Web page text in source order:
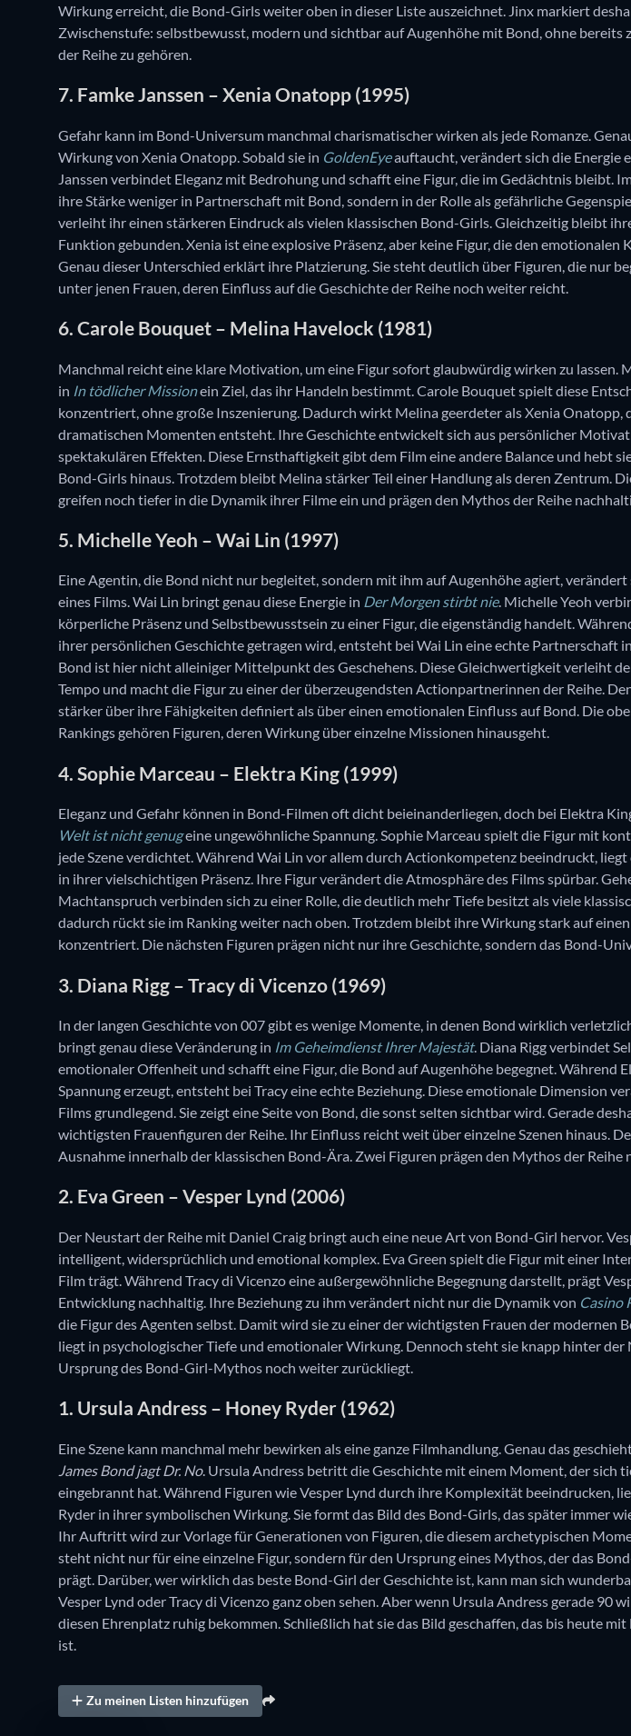
Wirkung erreicht, die Bond-Girls weiter oben in dieser Liste auszeichnet. Jinx markiert
Zwischenstufe: selbstbewusst, modern und sichtbar auf Augenhöhe mit Bond, ohne bereits
der Reihe zu gehören.
7. Famke Janssen – Xenia Onatopp (1995)
Gefahr kann im Bond-Universum manchmal charismatischer wirken als jede Romanze.
Wirkung von Xenia Onatopp. Sobald sie in GoldenEyeauftaucht, verändert sich die Energie
Janssen verbindet Eleganz mit Bedrohung und schafft eine Figur, die im Gedächtnis bleibt.
ihre Stärke weniger in Partnerschaft mit Bond, sondern in der Rolle als gefährliche
verleiht ihr einen stärkeren Eindruck als vielen klassischen Bond-Girls. Gleichzeitig bleibt
Funktion gebunden. Xenia ist eine explosive Präsenz, aber keine Figur, die den emotionalen
Genau dieser Unterschied erklärt ihre Platzierung. Sie steht deutlich über Figuren, die nur
unter jenen Frauen, deren Einfluss auf die Geschichte der Reihe noch weiter reicht.
6. Carole Bouquet – Melina Havelock (1981)
Manchmal reicht eine klare Motivation, um eine Figur sofort glaubwürdig wirken zu lassen.
in In tödlicher Missionein Ziel, das ihr Handeln bestimmt. Carole Bouquet spielt diese
konzentriert, ohne große Inszenierung. Dadurch wirkt Melina geerdeter als Xenia Onatopp,
dramatischen Momenten entsteht. Ihre Geschichte entwickelt sich aus persönlicher
spektakulären Effekten. Diese Ernsthaftigkeit gibt dem Film eine andere Balance und hebt
Bond-Girls hinaus. Trotzdem bleibt Melina stärker Teil einer Handlung als deren Zentrum.
greifen noch tiefer in die Dynamik ihrer Filme ein und prägen den Mythos der Reihe
5. Michelle Yeoh – Wai Lin (1997)
Eine Agentin, die Bond nicht nur begleitet, sondern mit ihm auf Augenhöhe agiert,
eines Films. Wai Lin bringt genau diese Energie in Der Morgen stirbt nie. Michelle Yeoh
körperliche Präsenz und Selbstbewusstsein zu einer Figur, die eigenständig handelt.
ihrer persönlichen Geschichte getragen wird, entsteht bei Wai Lin eine echte Partnerschaft
Bond ist hier nicht alleiniger Mittelpunkt des Geschehens. Diese Gleichwertigkeit verleiht
Tempo und macht die Figur zu einer der überzeugendsten Actionpartnerinnen der Reihe.
stärker über ihre Fähigkeiten definiert als über einen emotionalen Einfluss auf Bond. Die
Rankings gehören Figuren, deren Wirkung über einzelne Missionen hinausgeht.
4. Sophie Marceau – Elektra King (1999)
Eleganz und Gefahr können in Bond-Filmen oft dicht beieinanderliegen, doch bei Elektra
Welt ist nicht genugeine ungewöhnliche Spannung. Sophie Marceau spielt die Figur mit
jede Szene verdichtet. Während Wai Lin vor allem durch Actionkompetenz beeindruckt, liegt
in ihrer vielschichtigen Präsenz. Ihre Figur verändert die Atmosphäre des Films spürbar.
Machtanspruch verbinden sich zu einer Rolle, die deutlich mehr Tiefe besitzt als viele
dadurch rückt sie im Ranking weiter nach oben. Trotzdem bleibt ihre Wirkung stark auf
konzentriert. Die nächsten Figuren prägen nicht nur ihre Geschichte, sondern das Bond-
3. Diana Rigg – Tracy di Vicenzo (1969)
In der langen Geschichte von 007 gibt es wenige Momente, in denen Bond wirklich
bringt genau diese Veränderung in Im Geheimdienst Ihrer Majestät. Diana Rigg verbindet
emotionaler Offenheit und schafft eine Figur, die Bond auf Augenhöhe begegnet. Während
Spannung erzeugt, entsteht bei Tracy eine echte Beziehung. Diese emotionale Dimension
Films grundlegend. Sie zeigt eine Seite von Bond, die sonst selten sichtbar wird. Gerade
wichtigsten Frauenfiguren der Reihe. Ihr Einfluss reicht weit über einzelne Szenen hinaus.
Ausnahme innerhalb der klassischen Bond-Ära. Zwei Figuren prägen den Mythos der Reihe
2. Eva Green – Vesper Lynd (2006)
Der Neustart der Reihe mit Daniel Craig bringt auch eine neue Art von Bond-Girl hervor.
intelligent, widersprüchlich und emotional komplex. Eva Green spielt die Figur mit einer
Film trägt. Während Tracy di Vicenzo eine außergewöhnliche Begegnung darstellt, prägt
Entwicklung nachhaltig. Ihre Beziehung zu ihm verändert nicht nur die Dynamik von Casino
die Figur des Agenten selbst. Damit wird sie zu einer der wichtigsten Frauen der modernen
liegt in psychologischer Tiefe und emotionaler Wirkung. Dennoch steht sie knapp hinter der
Ursprung des Bond-Girl-Mythos noch weiter zurückliegt.
1. Ursula Andress – Honey Ryder (1962)
Eine Szene kann manchmal mehr bewirken als eine ganze Filmhandlung. Genau das
James Bond jagt Dr. No. Ursula Andress betritt die Geschichte mit einem Moment, der sich
eingebrannt hat. Während Figuren wie Vesper Lynd durch ihre Komplexität beeindrucken,
Ryder in ihrer symbolischen Wirkung. Sie formt das Bild des Bond-Girls, das später immer
Ihr Auftritt wird zur Vorlage für Generationen von Figuren, die diesem archetypischen
steht nicht nur für eine einzelne Figur, sondern für den Ursprung eines Mythos, der das
prägt. Darüber, wer wirklich das beste Bond-Girl der Geschichte ist, kann man sich
Vesper Lynd oder Tracy di Vicenzo ganz oben sehen. Aber wenn Ursula Andress gerade 90
diesen Ehrenplatz ruhig bekommen. Schließlich hat sie das Bild geschaffen, das bis heute
ist.
Zu meinen Listen hinzufügen